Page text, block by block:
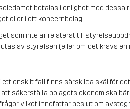
betalas i enlighet med dessa
eller i ett koncernbolag.
som inte är relaterat till
av styrelsen (eller, om det krävs
enskilt fall finns särskilda skäl för
säkerställa bolagets ekonomiska
vilket innefattar beslut om avsteg